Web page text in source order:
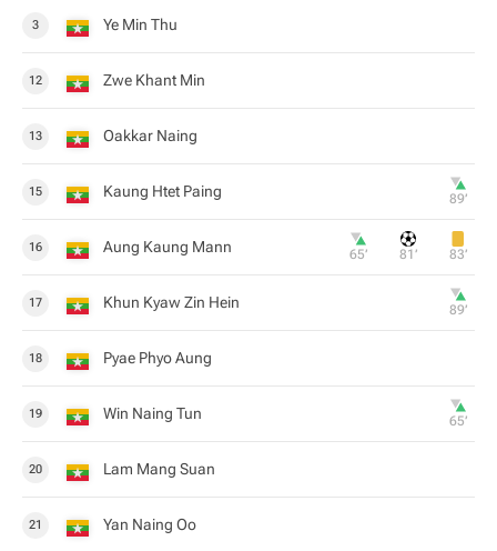
3 Ye Min Thu
12 Zwe Khant Min
13 Oakkar Naing
15 Kaung Htet Paing 89‎’‎
16 Aung Kaung Mann 65‎’‎ 81‎’‎ 83‎’‎
17 Khun Kyaw Zin Hein 89‎’‎
18 Pyae Phyo Aung
19 Win Naing Tun 65‎’‎
20 Lam Mang Suan
21 Yan Naing Oo